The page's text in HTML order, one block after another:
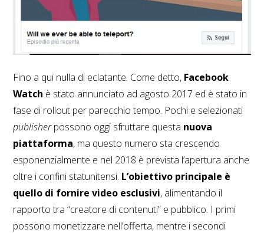
Fino a qui nulla di eclatante. Come detto, Facebook
Watch è stato annunciato ad agosto 2017 ed è stato in
fase di rollout per parecchio tempo. Pochi e selezionati
publisherpossono oggi sfruttare questa nuova
piattaforma, ma questo numero sta crescendo
esponenzialmente e nel 2018 è prevista l’apertura anche
oltre i confini statunitensi. L’obiettivo principale è
quello di fornire video esclusivi, alimentando il
rapporto tra “creatore di contenuti” e pubblico. I primi
possono monetizzare nell’offerta, mentre i secondi